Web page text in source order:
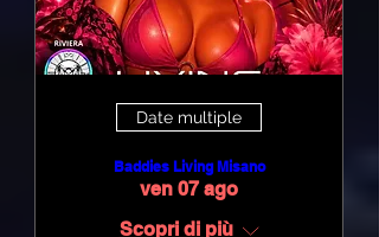
Date multiple
Baddies Living Misano
ven 07 ago
Scopri di più